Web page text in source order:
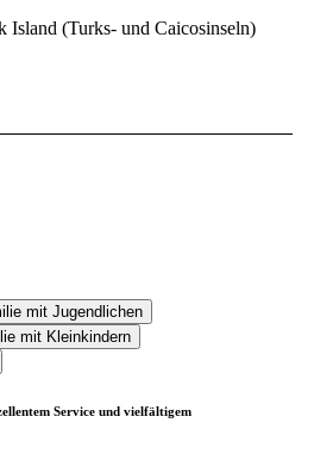
Island (Turks- und Caicosinseln)
mit Jugendlichen
mit Kleinkindern
Service und vielfältigem